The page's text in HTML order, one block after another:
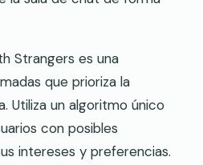
Strangers es una
que prioriza la
Utiliza un algoritmo único
con posibles
intereses y preferencias.